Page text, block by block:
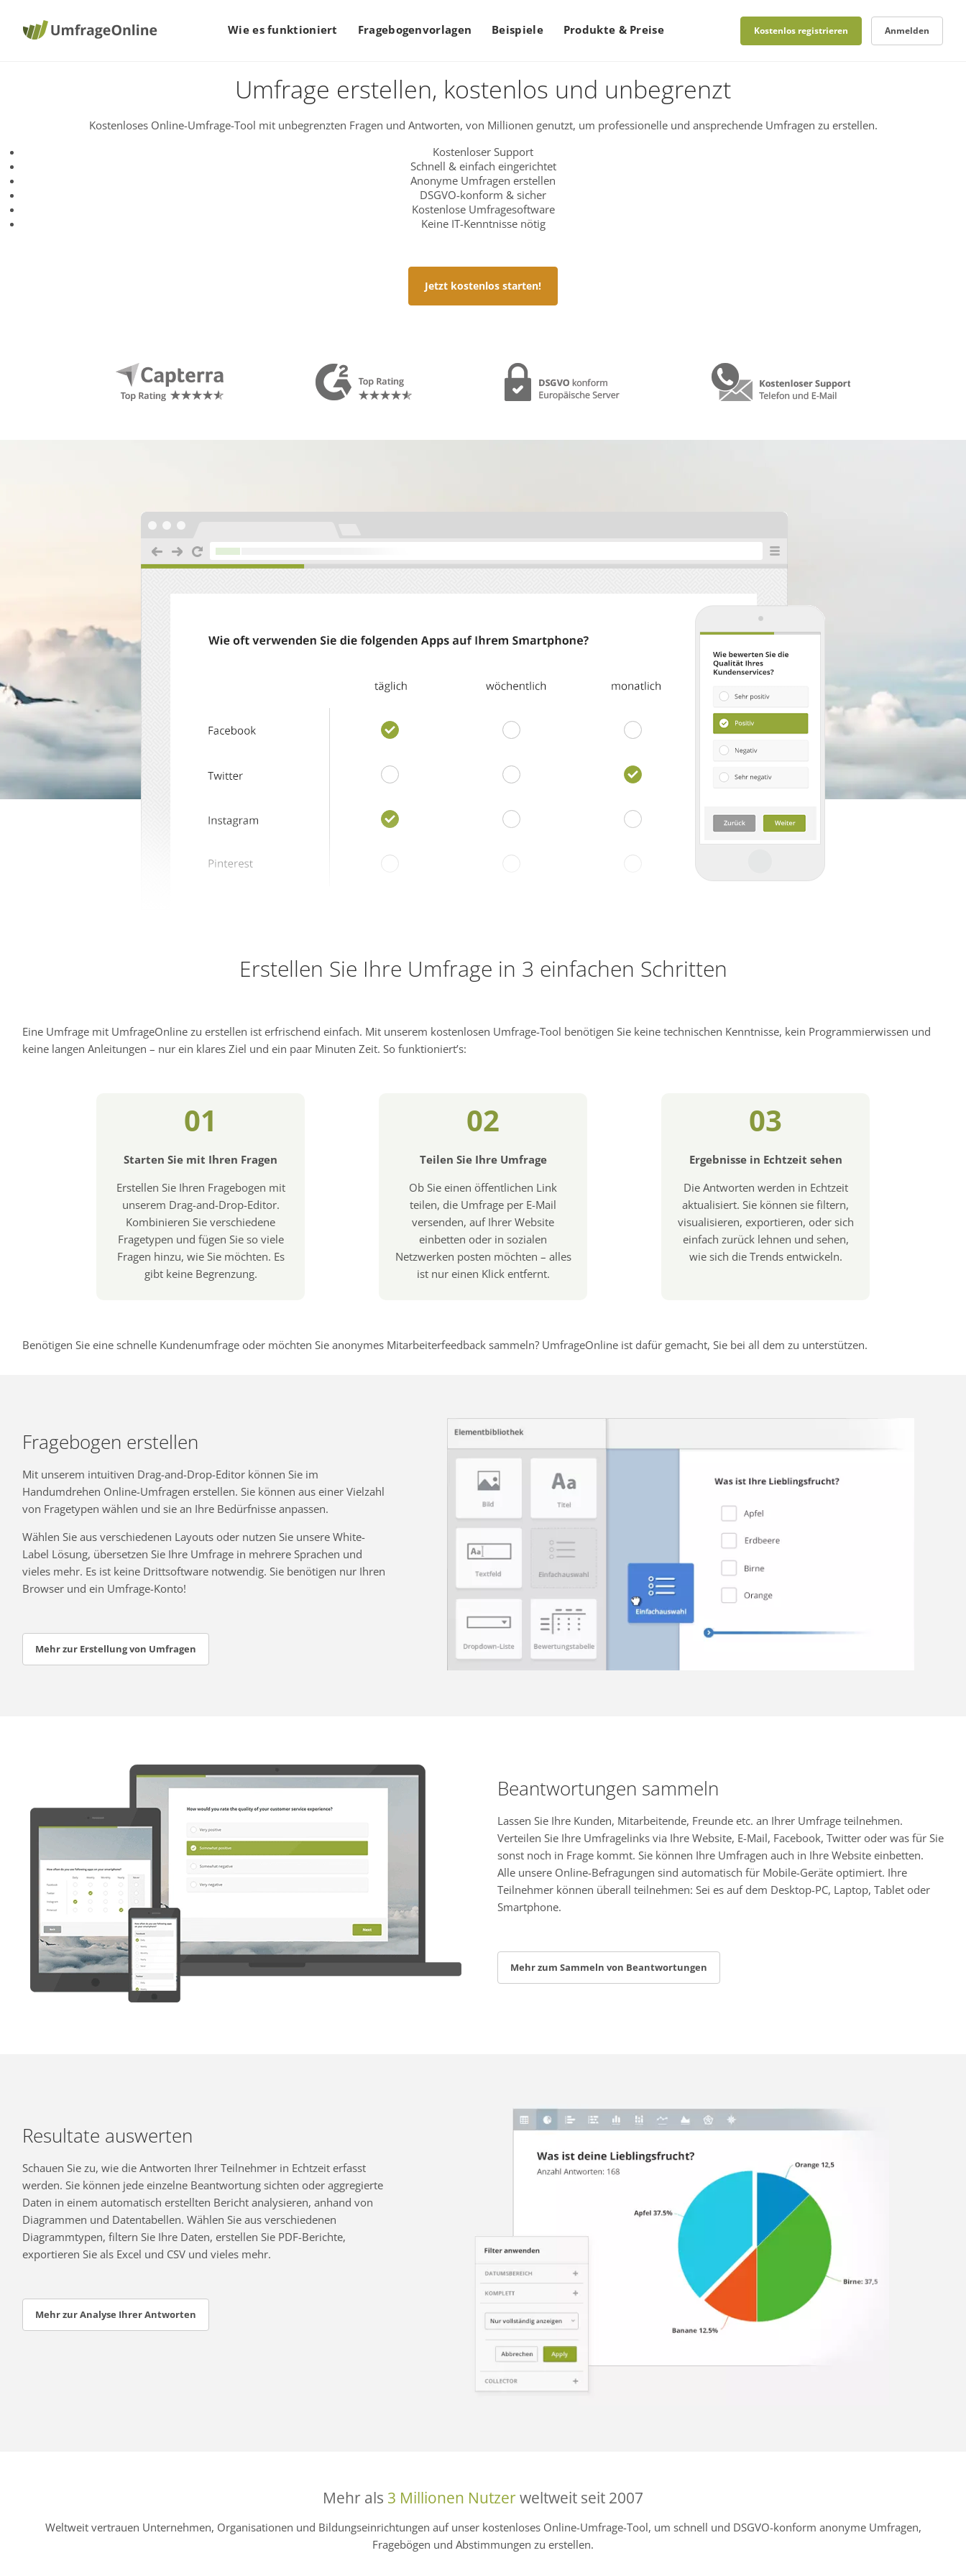
Wie es funktioniert Fragebogenvorlagen Beispiele Produkte & Preise Kostenlos registrieren Anmelden
Umfrage erstellen, kostenlos und unbegrenzt
Kostenloses Online-Umfrage-Tool mit unbegrenzten Fragen und Antworten, von Millionen genutzt, um professionelle und ansprechende Umfragen zu erstellen.
Kostenloser Support
Schnell & einfach eingerichtet
Anonyme Umfragen erstellen
DSGVO-konform & sicher
Kostenlose Umfragesoftware
Keine IT-Kenntnisse nötig
Jetzt kostenlos starten!
Erstellen Sie Ihre Umfrage in 3 einfachen Schritten
Eine Umfrage mit UmfrageOnline zu erstellen ist erfrischend einfach. Mit unserem kostenlosen Umfrage-Tool benötigen Sie keine technischen Kenntnisse, kein Programmierwissen und
keine langen Anleitungen – nur ein klares Ziel und ein paar Minuten Zeit. So funktioniert’s:
01
Starten Sie mit Ihren Fragen
Erstellen Sie Ihren Fragebogen mit
unserem Drag-and-Drop-Editor.
Kombinieren Sie verschiedene
Fragetypen und fügen Sie so viele
Fragen hinzu, wie Sie möchten. Es
gibt keine Begrenzung.
02
Teilen Sie Ihre Umfrage
Ob Sie einen öffentlichen Link
teilen, die Umfrage per E-Mail
versenden, auf Ihrer Website
einbetten oder in sozialen
Netzwerken posten möchten – alles
ist nur einen Klick entfernt.
03
Ergebnisse in Echtzeit sehen
Die Antworten werden in Echtzeit
aktualisiert. Sie können sie filtern,
visualisieren, exportieren, oder sich
einfach zurück lehnen und sehen,
wie sich die Trends entwickeln.
Benötigen Sie eine schnelle Kundenumfrage oder möchten Sie anonymes Mitarbeiterfeedback sammeln? UmfrageOnline ist dafür gemacht, Sie bei all dem zu unterstützen.
Fragebogen erstellen
Mit unserem intuitiven Drag-and-Drop-Editor können Sie im
Handumdrehen Online-Umfragen erstellen. Sie können aus einer Vielzahl
von Fragetypen wählen und sie an Ihre Bedürfnisse anpassen.
Wählen Sie aus verschiedenen Layouts oder nutzen Sie unsere White-
Label Lösung, übersetzen Sie Ihre Umfrage in mehrere Sprachen und
vieles mehr. Es ist keine Drittsoftware notwendig. Sie benötigen nur Ihren
Browser und ein Umfrage-Konto!
Mehr zur Erstellung von Umfragen
Beantwortungen sammeln
Lassen Sie Ihre Kunden, Mitarbeitende, Freunde etc. an Ihrer Umfrage teilnehmen.
Verteilen Sie Ihre Umfragelinks via Ihre Website, E-Mail, Facebook, Twitter oder was für Sie
sonst noch in Frage kommt. Sie können Ihre Umfragen auch in Ihre Website einbetten.
Alle unsere Online-Befragungen sind automatisch für Mobile-Geräte optimiert. Ihre
Teilnehmer können überall teilnehmen: Sei es auf dem Desktop-PC, Laptop, Tablet oder
Smartphone.
Mehr zum Sammeln von Beantwortungen
Resultate auswerten
Schauen Sie zu, wie die Antworten Ihrer Teilnehmer in Echtzeit erfasst
werden. Sie können jede einzelne Beantwortung sichten oder aggregierte
Daten in einem automatisch erstellten Bericht analysieren, anhand von
Diagrammen und Datentabellen. Wählen Sie aus verschiedenen
Diagrammtypen, filtern Sie Ihre Daten, erstellen Sie PDF-Berichte,
exportieren Sie als Excel und CSV und vieles mehr.
Mehr zur Analyse Ihrer Antworten
Mehr als 3 Millionen Nutzerweltweit seit 2007
Weltweit vertrauen Unternehmen, Organisationen und Bildungseinrichtungen auf unser kostenloses Online-Umfrage-Tool, um schnell und DSGVO-konform anonyme Umfragen,
Fragebögen und Abstimmungen zu erstellen.